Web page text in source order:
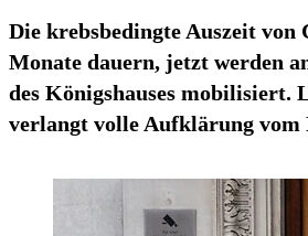
Die krebsbedingte Auszeit
Monate dauern, jetzt werden
des Königshauses mobilisiert.
verlangt volle Aufklärung vom